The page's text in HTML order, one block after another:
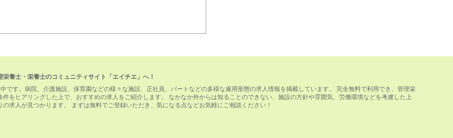
養士・栄養士のコミュニティサイト「エイチエ」へ！
です。病院、介護施設、保育園などの様々な施設、正社員、パートなどの多様な雇用形態の求人情報を掲載しています。 完全無料で利用でき、管理栄
をヒアリングした上で、おすすめの求人をご紹介します。 なかなか外からは知ることのできない、施設の方針や雰囲気、労働環境などを考慮した上
求人が見つかります。 まずは無料でご登録いただき、気になる点などお気軽にご相談ください！